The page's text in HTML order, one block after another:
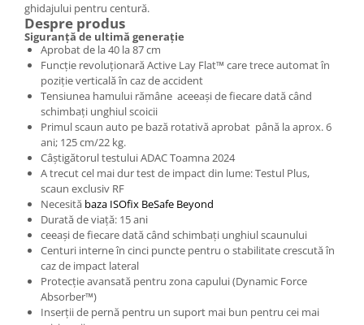
ghidajului pentru centură.
Despre produs
Siguranță de ultimă generație
Aprobat de la 40 la 87 cm
Funcție revoluționară Active Lay Flat™ care trece automat în
poziție verticală în caz de accident
Tensiunea hamului rămâne aceeași de fiecare dată când
schimbați unghiul scoicii
Primul scaun auto pe bază rotativă aprobat până la aprox. 6
ani; 125 cm/22 kg.
Câștigătorul testului ADAC Toamna 2024
A trecut cel mai dur test de impact din lume: Testul Plus,
scaun exclusiv RF
Necesită baza ISOfix BeSafe Beyond
Durată de viață: 15 ani
ceeași de fiecare dată când schimbați unghiul scaunului
Centuri interne în cinci puncte pentru o stabilitate crescută în
caz de impact lateral
Protecție avansată pentru zona capului (Dynamic Force
Absorber™)
Inserții de pernă pentru un suport mai bun pentru cei mai